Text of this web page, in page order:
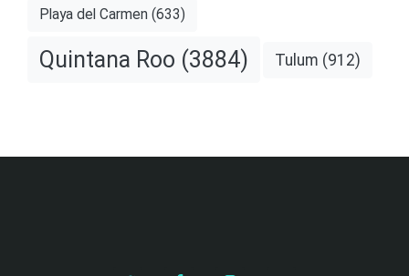
Playa del Carmen (633)
Quintana Roo (3884) Tulum (912)